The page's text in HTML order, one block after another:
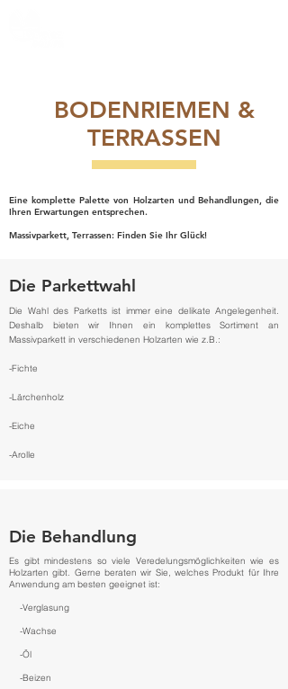
BODENRIEMEN &
TERRASSEN
Eine komplette Palette von Holzarten und Behandlungen, die
Ihren Erwartungen entsprechen.
Massivparkett, Terrassen: Finden Sie Ihr Glück!
Die Parkettwahl
Die Wahl des Parketts ist immer eine delikate Angelegenheit.
Deshalb bieten wir Ihnen ein komplettes Sortiment an
Massivparkett in verschiedenen Holzarten wie z.B.:
-Fichte
-Lärchenholz
-Eiche
-Arolle
Die Behandlung
Es gibt mindestens so viele Veredelungsmöglichkeiten wie es
Holzarten gibt. Gerne beraten wir Sie, welches Produkt für Ihre
Anwendung am besten geeignet ist:
-Verglasung
-Wachse
-Öl
-Beizen